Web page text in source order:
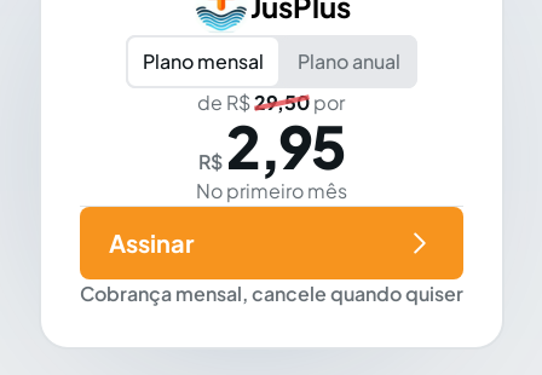
Plano mensal
Plano anual
de R$29,50por
R$ 2,95
No primeiro mês
Cobrança mensal, cancele quando quiser
Assinar